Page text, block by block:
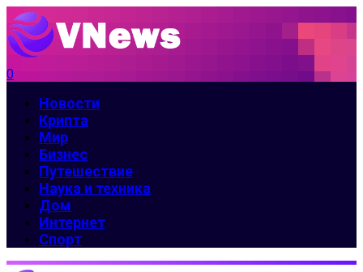
0
Новости
Крипта
Мир
Бизнес
Путешествие
Наука и техника
Дом
Интернет
Спорт